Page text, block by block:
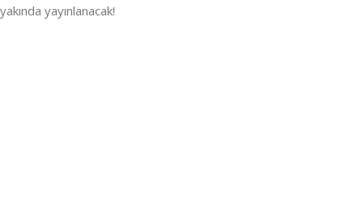
yakında yayınlanacak!